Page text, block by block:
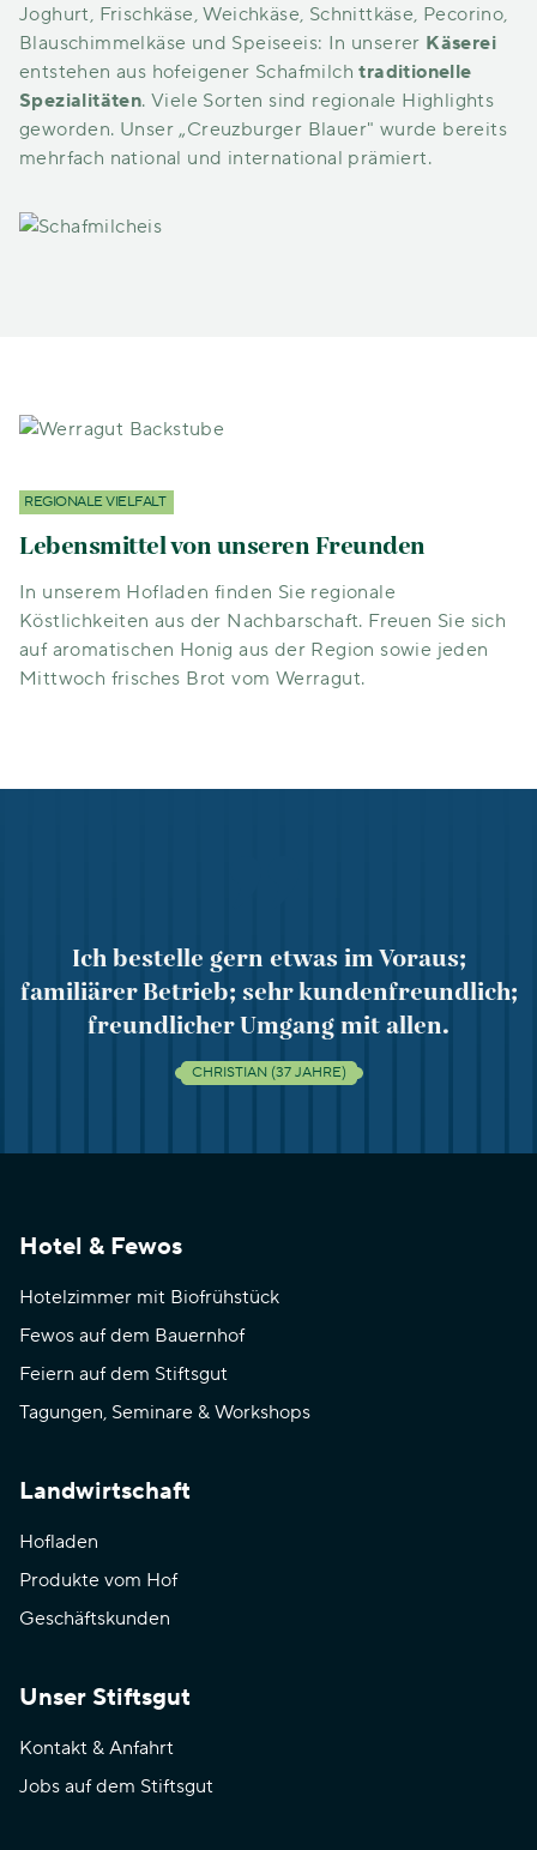
Joghurt, Frischkäse, Weichkäse, Schnittkäse, Pecorino,
Blauschimmelkäse und Speiseeis: In unserer Käserei
entstehen aus hofeigener Schafmilchtraditionelle
Spezialitäten. Viele Sorten sind regionale Highlights
geworden. Unser „Creuzburger Blauer" wurde bereits
mehrfach national und international prämiert.
REGIONALE VIELFALT
Lebensmittel von unseren Freunden
In unserem Hofladen finden Sie regionale
Köstlichkeiten aus der Nachbarschaft. Freuen Sie sich
auf aromatischen Honig aus der Region sowie jeden
Mittwoch frisches Brot vom Werragut.
Ich bestelle gern etwas im Voraus;
familiärer Betrieb; sehr kundenfreundlich;
freundlicher Umgang mit allen.
CHRISTIAN (37 JAHRE)
Hotel & Fewos
Hotelzimmer mit Biofrühstück
Fewos auf dem Bauernhof
Feiern auf dem Stiftsgut
Tagungen, Seminare & Workshops
Landwirtschaft
Hofladen
Produkte vom Hof
Geschäftskunden
Unser Stiftsgut
Kontakt & Anfahrt
Jobs auf dem Stiftsgut